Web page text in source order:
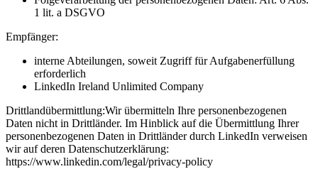
1 lit. a DSGVO
Empfänger:
interne Abteilungen, soweit Zugriff für Aufgabenerfüllung
erforderlich
LinkedIn Ireland Unlimited Company
Drittlandübermittlung:Wir übermitteln Ihre personenbezogenen
Daten nicht in Drittländer. Im Hinblick auf die Übermittlung Ihrer
personenbezogenen Daten in Drittländer durch LinkedIn verweisen
wir auf deren Datenschutzerklärung:
https://www.linkedin.com/legal/privacy-policy